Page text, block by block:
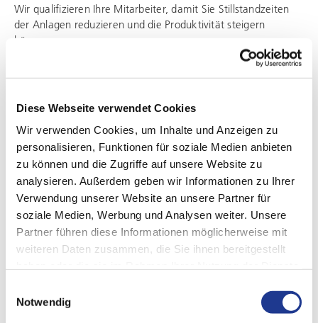
Diese Webseite verwendet Cookies
Wir verwenden Cookies, um Inhalte und Anzeigen zu
personalisieren, Funktionen für soziale Medien anbieten
zu können und die Zugriffe auf unsere Website zu
analysieren. Außerdem geben wir Informationen zu Ihrer
Verwendung unserer Website an unsere Partner für
soziale Medien, Werbung und Analysen weiter. Unsere
Partner führen diese Informationen möglicherweise mit
weiteren Daten zusammen, die Sie ihnen bereitgestellt
Notwendig
Wir qualifizieren Ihre Mitarbeiter, damit Sie Stillstandzeiten
der Anlagen reduzieren und die Produktivität steigern
können.
Wir vermitteln und vertiefen Grundkenntnisse und gehen auf
hin zum Prozessexperten bieten wir in unserem
Schulungszentrum in Aßlar oder direkt bei Ihnen an.
Mechanikerschulung
Elektrikerschulung
Bedienerschulung
Produktionsbegleitung
Verfügbarkeit Ihrer Maschinen gewährleistet ist und Sie Ihre